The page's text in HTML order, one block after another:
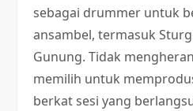
sebagai drummer untuk
ansambel, termasuk
Gunung. Tidak
memilih untuk
berkat sesi yang